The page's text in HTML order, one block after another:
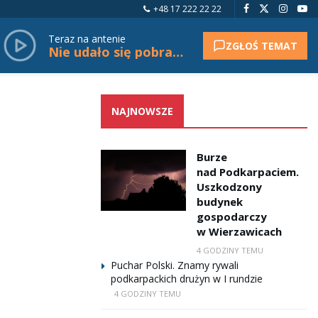
+48 17 222 22 22
Teraz na antenie
Nie udało się pobrać tytułu. ZGŁOŚ TEMAT
NAJNOWSZE
Burze
nad Podkarpaciem.
Uszkodzony
budynek
gospodarczy
w Wierzawicach
4 GODZINY TEMU
Puchar Polski. Znamy rywali
podkarpackich drużyn w I rundzie
4 GODZINY TEMU